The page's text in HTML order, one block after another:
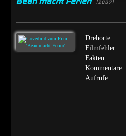
[2007]
Drehorte
Filmfehler
Fakten
Kommentare
Aufrufe